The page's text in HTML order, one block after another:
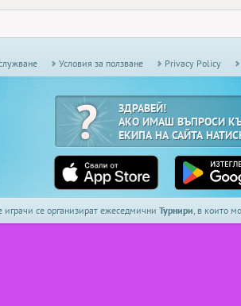
Условия за ползване Privacy Policy
ЗДРАВЕЙ!
АКО ИМАШ ВЪПРОСИ
ЕКИПА НА САЙТА
играчи се организират ежеседмични Турнири, в които